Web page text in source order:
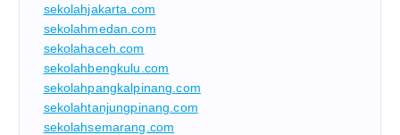
sekolahjakarta.com
sekolahmedan.com
sekolahaceh.com
sekolahbengkulu.com
sekolahpangkalpinang.com
sekolahtanjungpinang.com
sekolahsemarang.com